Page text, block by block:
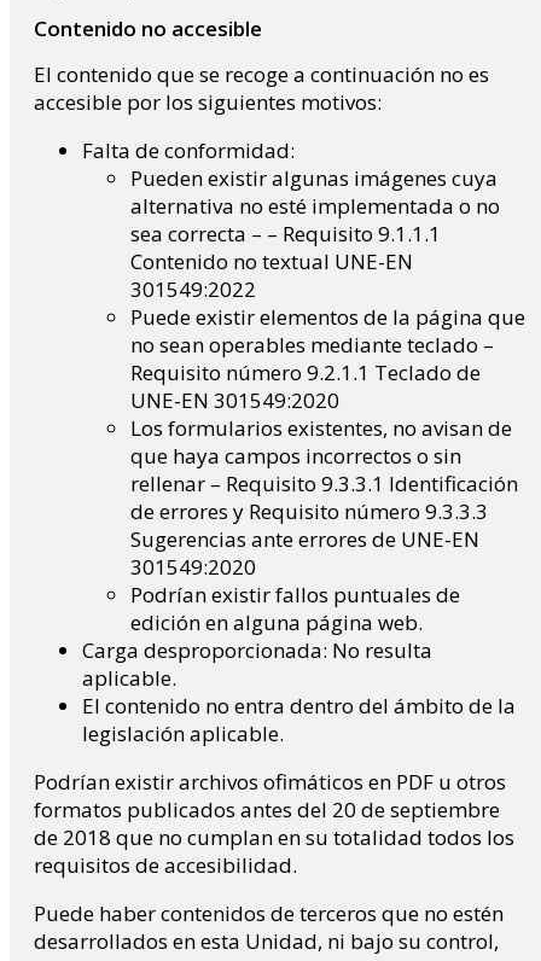
Contenido no accesible
El contenido que se recoge a continuación no es
accesible por los siguientes motivos:
Falta de conformidad:
Pueden existir algunas imágenes cuya
alternativa no esté implementada o no
sea correcta – – Requisito 9.1.1.1
Contenido no textual UNE-EN
301549:2022
Puede existir elementos de la página que
no sean operables mediante teclado –
Requisito número 9.2.1.1 Teclado de
UNE-EN 301549:2020
Los formularios existentes, no avisan de
que haya campos incorrectos o sin
rellenar – Requisito 9.3.3.1 Identificación
de errores y Requisito número 9.3.3.3
Sugerencias ante errores de UNE-EN
301549:2020
Podrían existir fallos puntuales de
edición en alguna página web.
Carga desproporcionada: No resulta
aplicable.
El contenido no entra dentro del ámbito de la
legislación aplicable.
Podrían existir archivos ofimáticos en PDF u otros
formatos publicados antes del 20 de septiembre
de 2018 que no cumplan en su totalidad todos los
requisitos de accesibilidad.
Puede haber contenidos de terceros que no estén
desarrollados en esta Unidad, ni bajo su control,